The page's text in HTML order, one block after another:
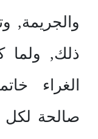
والجريمة,
ذلك, ولما
الغراء
صالحة